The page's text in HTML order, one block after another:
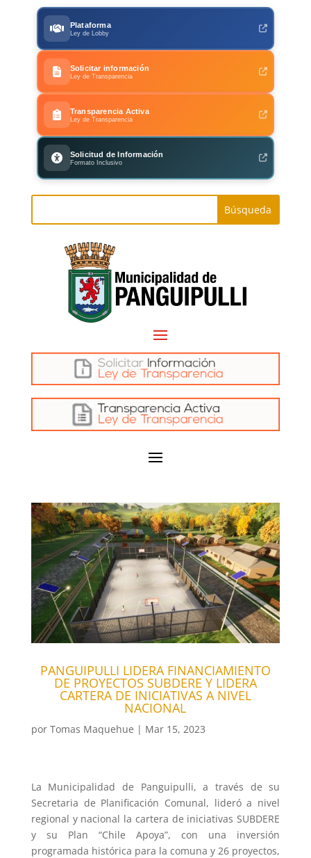
Plataforma
Ley de Lobby
Solicitar información
Ley de Transparencia
Transparencia Activa
Ley de Transparencia
Solicitud de Información
Formato Inclusivo
PANGUIPULLI LIDERA FINANCIAMIENTO
DE PROYECTOS SUBDERE Y LIDERA
CARTERA DE INICIATIVAS A NIVEL
NACIONAL
por Tomas Maquehue | Mar 15, 2023
La Municipalidad de Panguipulli, a través de su
Secretaria de Planificación Comunal, lideró a nivel
regional y nacional la cartera de iniciativas SUBDERE
y su Plan “Chile Apoya”, con una inversión
programada histórica para la comuna y 26 proyectos,